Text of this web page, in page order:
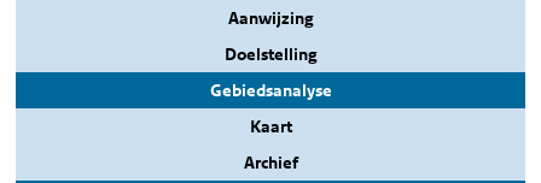
Aanwijzing
Doelstelling
Gebiedsanalyse
Kaart
Archief